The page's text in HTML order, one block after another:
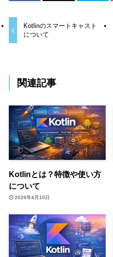
Kotlinのスマートキャスト
について
関連記事
Kotlinとは？特徴や使い方
について
2026年4月10日